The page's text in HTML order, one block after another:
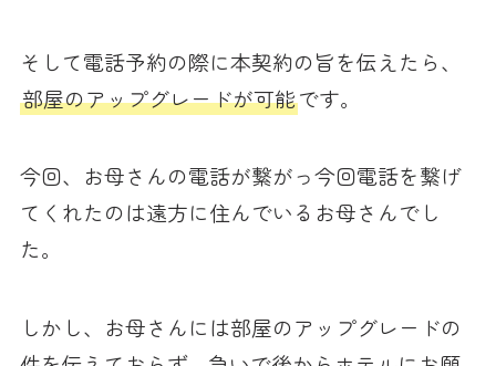
そして電話予約の際に本契約の旨を伝えたら、
部屋のアップグレードが可能です。
今回、お母さんの電話が繋がっ今回電話を繋げ
てくれたのは遠方に住んでいるお母さんでし
た。
しかし、お母さんには部屋のアップグレードの